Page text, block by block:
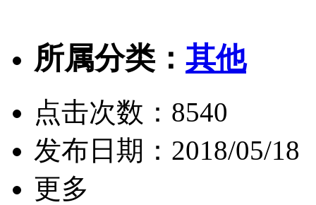
所属分类： 其他
点击次数： 8540
发布日期： 2018/05/18
更多